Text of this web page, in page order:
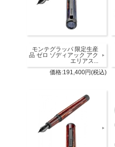
モンテグラッパ 限定生産
品 ゼロ ゾディアック アク
エリアス...
価格:191,400円(税込)